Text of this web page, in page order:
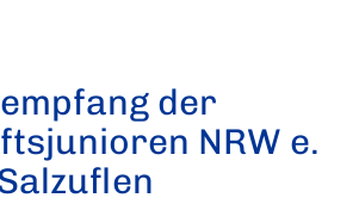
der
NRW e.